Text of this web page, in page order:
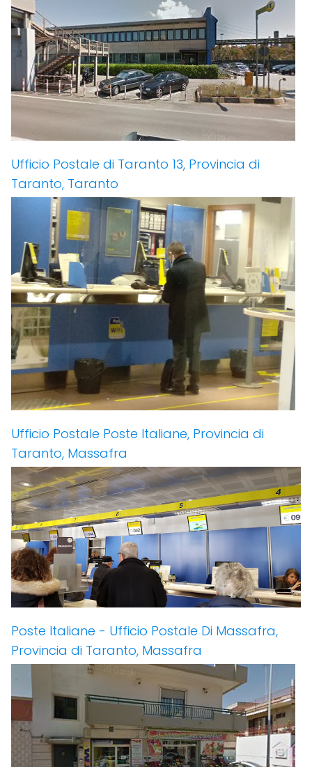
Ufficio Postale di Taranto 13, Provincia di
Taranto, Taranto
Ufficio Postale Poste Italiane, Provincia di
Taranto, Massafra
Poste Italiane - Ufficio Postale Di Massafra,
Provincia di Taranto, Massafra